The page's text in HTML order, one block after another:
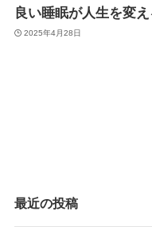
良い睡眠が人生を変
2025年4月28日
最近の投稿